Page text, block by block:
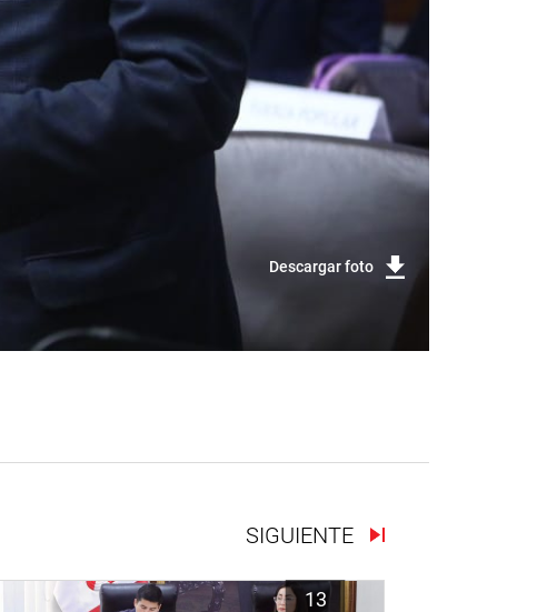
Descargar foto
SIGUIENTE
13